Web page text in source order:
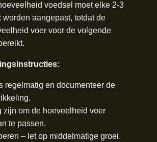
voedsel moet elke 2-3
aangepast, totdat de
voer voor de volgende
regelmatig en documenteer de
zijn om de hoeveelheid voer
te passen.
– let op middelmatige groei.